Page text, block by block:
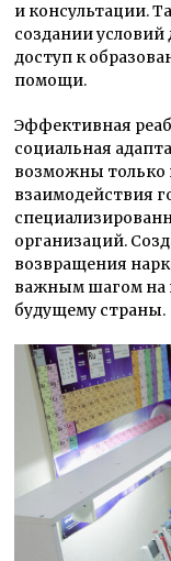
и консультации.
создании
доступ к
помощи.
Эффективная
социальная
возможны только
взаимодействия
организаций.
возвращения
важным шагом на
будущему страны.